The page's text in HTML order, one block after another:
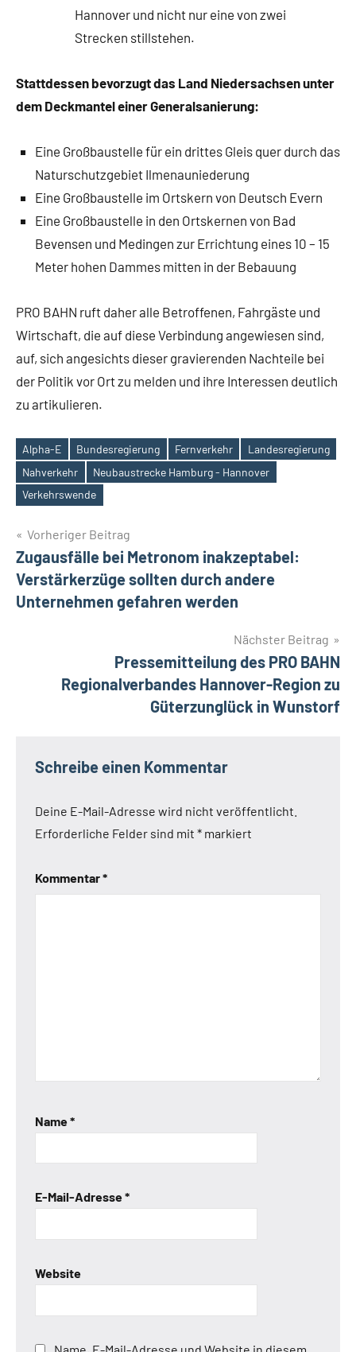
Hannover und nicht nur eine von zwei
Strecken stillstehen.
Stattdessen bevorzugt das Land Niedersachsen unter
dem Deckmantel einer Generalsanierung:
Eine Großbaustelle für ein drittes Gleis quer durch das
Naturschutzgebiet Ilmenauniederung
Eine Großbaustelle im Ortskern von Deutsch Evern
Eine Großbaustelle in den Ortskernen von Bad
Bevensen und Medingen zur Errichtung eines 10 – 15
Meter hohen Dammes mitten in der Bebauung
PRO BAHN ruft daher alle Betroffenen, Fahrgäste und
Wirtschaft, die auf diese Verbindung angewiesen sind,
auf, sich angesichts dieser gravierenden Nachteile bei
der Politik vor Ort zu melden und ihre Interessen deutlich
zu artikulieren.
Schlagwörter
Alpha-E Bundesregierung Fernverkehr
Landesregierung
Nahverkehr
Neubaustrecke Hamburg - Hannover
Verkehrswende
Beitragsnavigation
Vorheriger Beitrag
Zugausfälle bei Metronom inakzeptabel:
Verstärkerzüge sollten durch andere
Unternehmen gefahren werden
Nächster Beitrag
Pressemitteilung des PRO BAHN
Regionalverbandes Hannover-Region zu
Güterzunglück in Wunstorf
Schreibe einen Kommentar
Deine E-Mail-Adresse wird nicht veröffentlicht.
Erforderliche Felder sind mit * markiert
Kommentar*
Name*
E-Mail-Adresse*
Website
Name, E-Mail-Adresse und Website in diesem